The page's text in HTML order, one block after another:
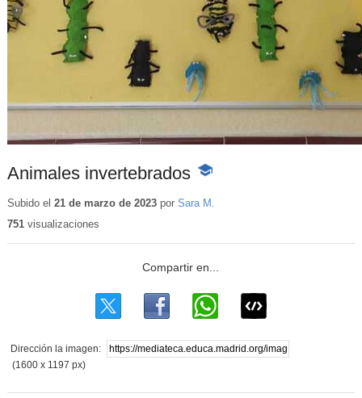
Animales invertebrados -
educativo
Subido el 21 de marzo de 2023por Sara M.
751visualizaciones
Dirección la imagen:
(1600 x 1197 px)